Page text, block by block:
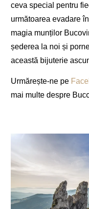
ceva special pentru
următoarea evadare
magia munților
șederea la noi și
această bijuterie
Urmărește-ne pe
mai multe despre